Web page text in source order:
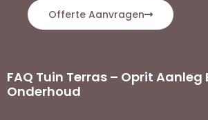
Offerte Aanvragen
FAQ Tuin Terras – Oprit Aanleg
Onderhoud